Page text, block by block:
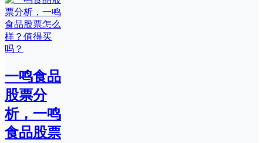
一鸣食品
股票分
析，一鸣
食品股票